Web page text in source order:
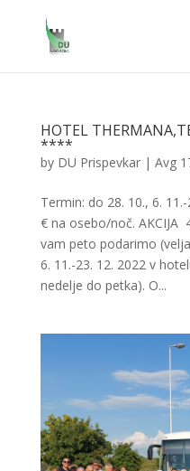
HOTEL
****
by DU Prispevkar| Avg
Termin: do 28. 10., 6.
€ na osebo/noč. AKCIJA
vam peto podarimo
6. 11.-23. 12. 2022 v
nedelje do petka). O...